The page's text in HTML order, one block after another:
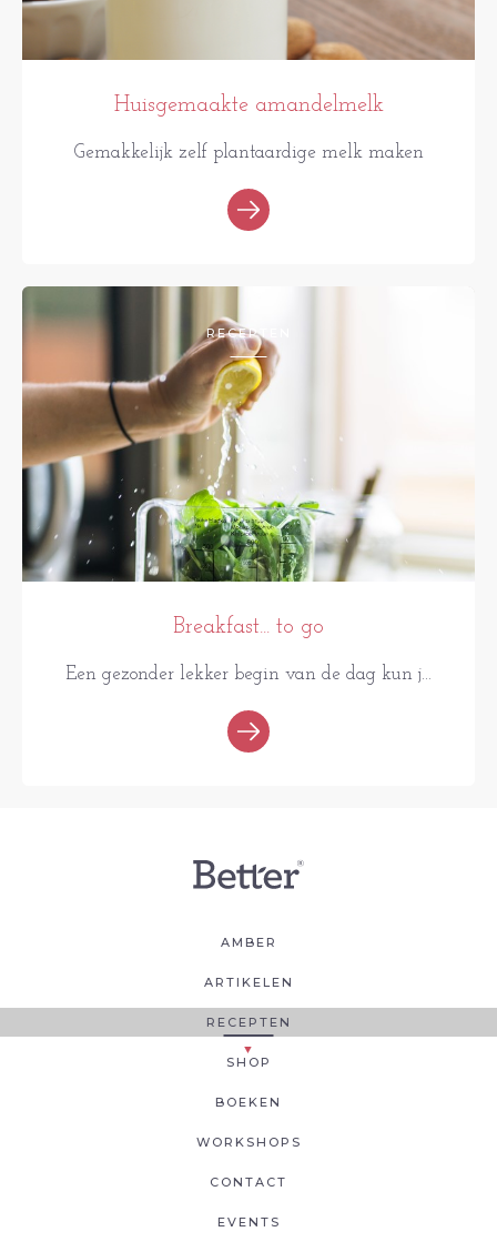
Huisgemaakte amandelmelk
Gemakkelijk zelf plantaardige melk maken
RECEPTEN
Breakfast... to go
Een gezonder lekker begin van de dag kun j...
AMBER
ARTIKELEN
RECEPTEN
SHOP
BOEKEN
WORKSHOPS
CONTACT
EVENTS